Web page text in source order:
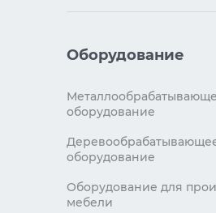
Оборудование
оборудование
оборудование
Оборудование для
мебели